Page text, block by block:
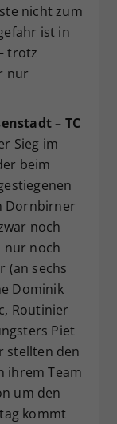
nicht zum
ist in
trotz
nur
– TC
Sieg im
beim
Dornbirner
noch
nur noch
(an sechs
Dominik
Routinier
Piet
stellten den
ihrem Team
um den
kommt